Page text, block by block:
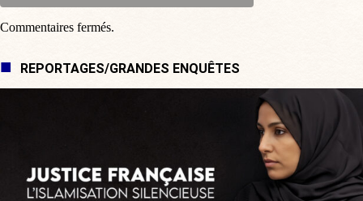
Commentaires fermés.
REPORTAGES/GRANDES ENQUÊTES